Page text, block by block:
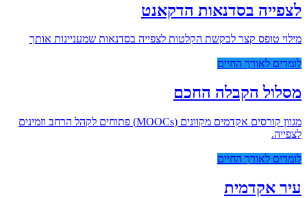
לצפייה בסדנאות הדקאנט
מילוי טופס קצר לבקשת הקלטות לצפייה בסדנאות שמעניינות אותך
לומדים לאורך החיים
מסלול הקבלה החכם
מגוון קורסים אקדמים מקוונים (MOOCs) פתוחים לקהל הרחב וזמינים
לצפייה.
לומדים לאורך החיים
עיר אקדמית